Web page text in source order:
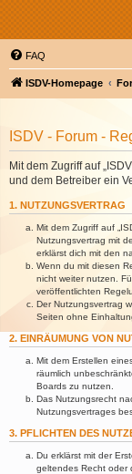
FAQ
ISDV-Homepage
ISDV - Forum -
Mit dem Zugriff auf
und dem Betreiber ein
1. NUTZUNGSVERTRAG
Mit dem Zugriff auf
Nutzungsvertrag mit
erklärst dich mit den
Wenn du mit diesen
nicht weiter nutzen.
veröffentlichten
Der Nutzungsvertrag
Seiten ohne
2. EINRÄUMUNG VON
Mit dem Erstellen
räumlich
Boards zu nutzen.
Das Nutzungsrecht
Nutzungsvertrages
3. PFLICHTEN DES
Du erklärst mit der
geltendes Recht oder